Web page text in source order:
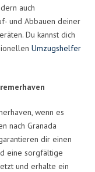
auch
und Abbauen deiner
Du kannst dich
Umzugshelfer
wenn es
nach Granada
dir einen
eine sorgfältige
und erhalte ein